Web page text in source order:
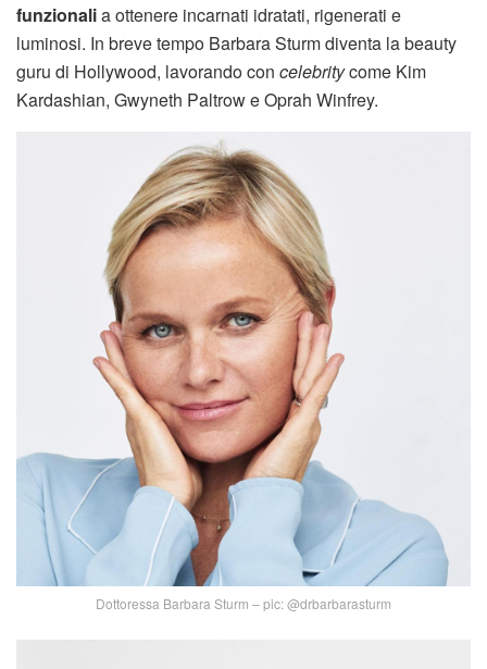
funzionalia ottenere incarnati idratati, rigenerati e
luminosi. In breve tempo Barbara Sturm diventa la beauty
guru di Hollywood, lavorando con celebritycome Kim
Kardashian, Gwyneth Paltrow e Oprah Winfrey.
Dottoressa Barbara Sturm – pic: @drbarbarasturm